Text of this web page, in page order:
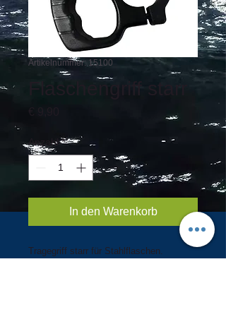
Artikelnummer: 15100
Flaschengriff starr
Anzahl *
In den Warenkorb
Tragegriff starr für Stahlflaschen.